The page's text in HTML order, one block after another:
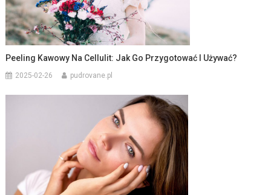
Peeling Kawowy Na Cellulit: Jak Go Przygotować I Używać?
2025-02-26 pudrovane.pl